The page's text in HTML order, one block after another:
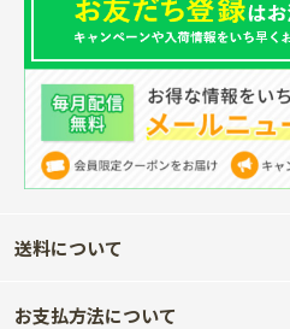
送料について
お支払方法について